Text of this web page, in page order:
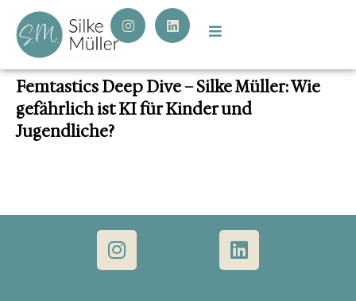
Femtastics Deep Dive – Silke Müller: Wie
gefährlich ist KI für Kinder und
Jugendliche?